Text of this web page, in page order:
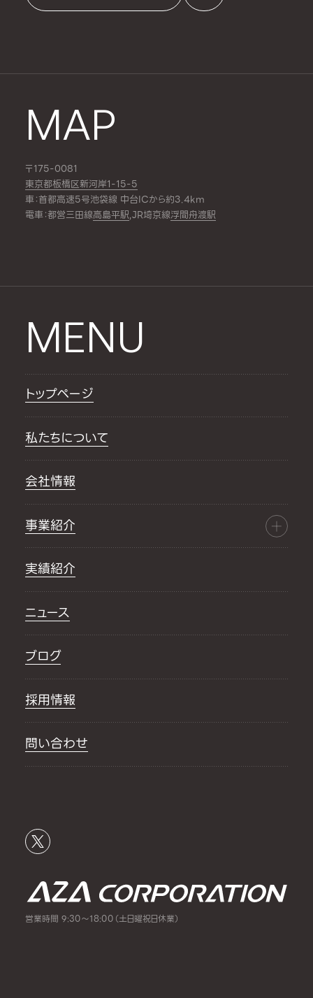
MAP
〒175-0081
東京都板橋区新河岸1-15-5
車：首都高速5号池袋線 中台ICから約3.4km
電車：都営三田線高島平駅,JR埼京線浮間舟渡駅
MENU
トップページ
私たちについて
会社情報
事業紹介
実績紹介
ニュース
ブログ
採用情報
問い合わせ
営業時間 9:30～18:00（土日曜祝日休業）